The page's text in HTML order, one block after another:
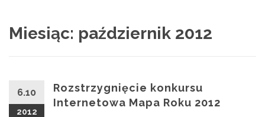
Miesiąc: październik 2012
6.10
2012
Rozstrzygnięcie konkursu
Internetowa Mapa Roku 2012